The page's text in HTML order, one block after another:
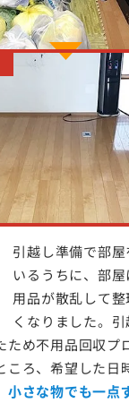
引越し準備で部
いるうちに、部
用品が散乱して
くなりました。
ため不用品回収プ
ころ、希望した日
小さな物でも一点